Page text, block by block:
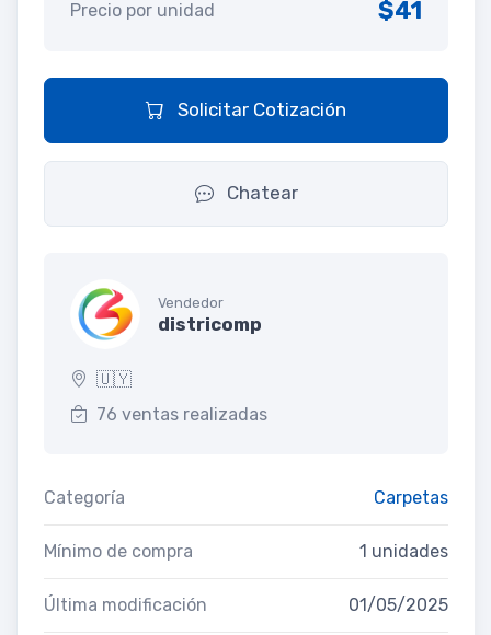
Precio por unidad $41
Solicitar Cotización
Chatear
Vendedor
districomp
🇺🇾
76 ventas realizadas
Categoría Carpetas
Mínimo de compra 1 unidades
Última modificación 01/05/2025